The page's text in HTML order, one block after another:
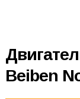
Beiben